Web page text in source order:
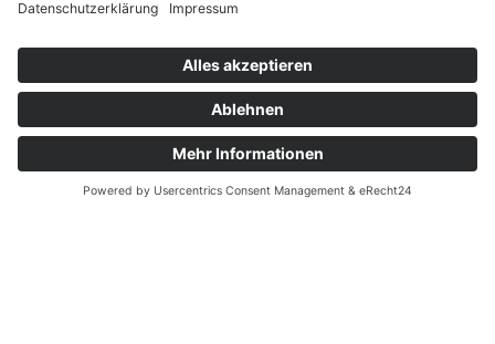
Programm. Aber auch Liebhaber moderner und bunter
Uhren finden bei uns aber ebenfalls das Richtige.